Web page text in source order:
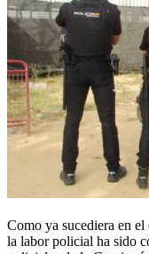
Como ya sucediera en el
la labor policial ha sido